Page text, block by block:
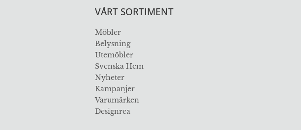
VÅRT SORTIMENT
Möbler
Belysning
Utemöbler
Svenska Hem
Nyheter
Kampanjer
Varumärken
Designrea